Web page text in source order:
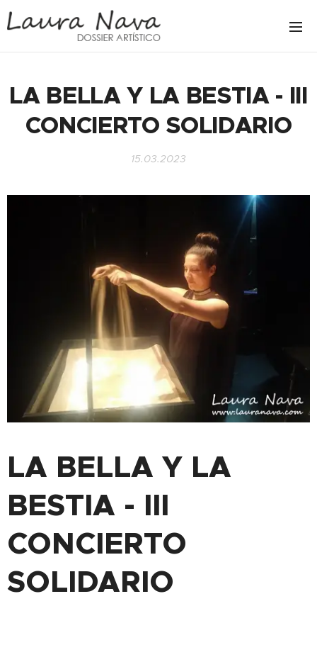
LA BELLA Y LA BESTIA - III
CONCIERTO SOLIDARIO
15.03.2023
LA BELLA Y LA
BESTIA - III
CONCIERTO
SOLIDARIO